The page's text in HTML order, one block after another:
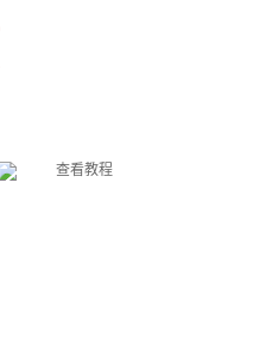
查看教程